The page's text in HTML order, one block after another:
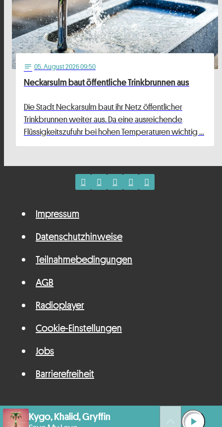
notes 05. August 2026 09:50
Neckarsulm baut öffentliche Trinkbrunnen aus
Die Stadt Neckarsulm baut ihr Netz öffentlicher
Trinkbrunnen weiter aus. Da eine ausreichende
Flüssigkeitszufuhr bei hohen Temperaturen wichtig …
Impressum
Datenschutzhinweise
Teilnahmebedingungen
AGB
Radioplayer
Cookie-Einstellungen
Jobs
Barrierefreiheit
Kygo, Khalid, Gryffin play_arrow